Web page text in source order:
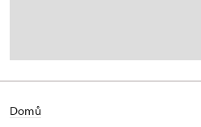
Domů